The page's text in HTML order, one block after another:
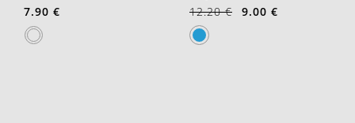
7.90 €
12.20 €
9.00 €